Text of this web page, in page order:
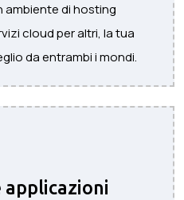
ambiente di hosting
cloud per altri, la tua
da entrambi i mondi.
applicazioni